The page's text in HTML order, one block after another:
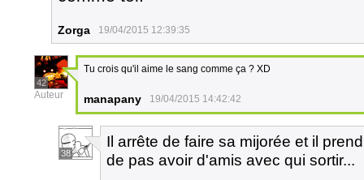
Zorga 19/04/2015 12:39:35
42
Auteur
Tu crois qu'il aime le sang comme ça ? XD
manapany 19/04/2015 14:42:42
38
Il arrête de faire sa mijorée et il
de pas avoir d'amis avec qui sortir...